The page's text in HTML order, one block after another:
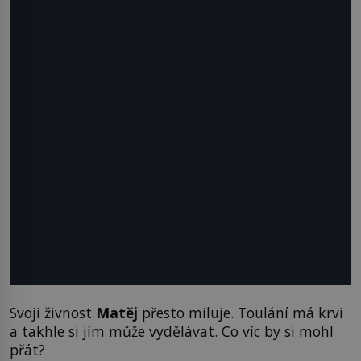
Svoji živnost Matěj přesto miluje. Toulání má krvi
a takhle si jím může vydělávat. Co víc by si mohl
přát?